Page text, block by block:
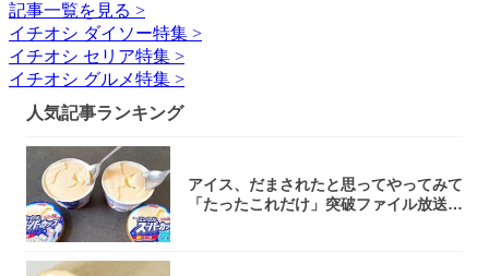
記事一覧を見る >
イチオシ ダイソー特集 >
イチオシ セリア特集 >
イチオシ グルメ特集 >
人気記事ランキング
アイス、だまされたと思ってやってみて
「たったこれだけ」突破ファイル放送で